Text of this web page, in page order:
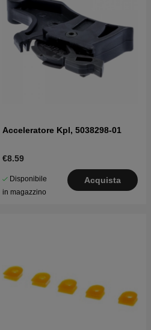
Acceleratore Kpl, 5038298-01
€8.59
Disponibile
in magazzino
Acquista